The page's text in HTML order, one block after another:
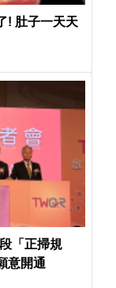
! 肚子一天天
「正掃規
意開通